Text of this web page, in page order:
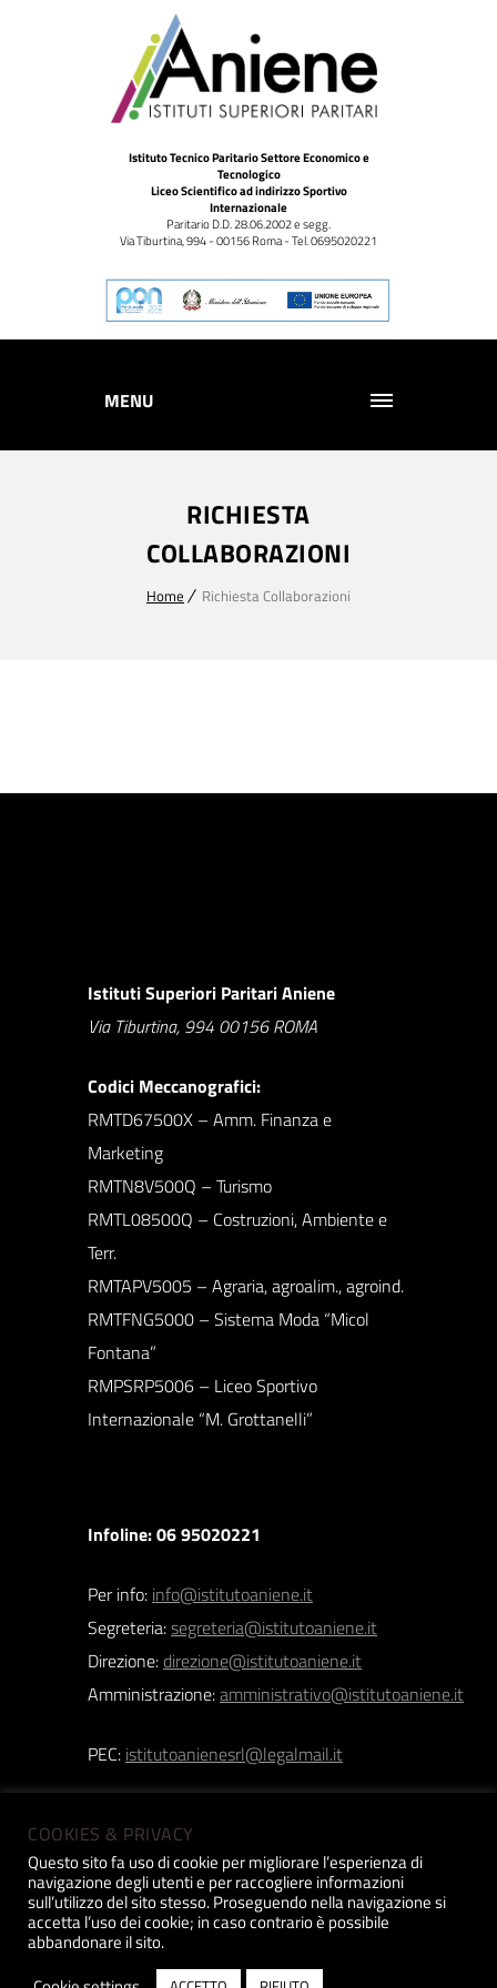
Istituto Tecnico Paritario Settore Economico e
Tecnologico
Liceo Scientifico ad indirizzo Sportivo
Internazionale
Paritario D.D. 28.06.2002 e segg.
Via Tiburtina, 994 - 00156 Roma - Tel. 0695020221
MENU
RICHIESTA
COLLABORAZIONI
Home Richiesta Collaborazioni
Istituti Superiori Paritari Aniene
Via Tiburtina, 994 00156 ROMA
Codici Meccanografici:
RMTD67500X – Amm. Finanza e
Marketing
RMTN8V500Q – Turismo
RMTL08500Q – Costruzioni, Ambiente e
Terr.
RMTAPV5005 – Agraria, agroalim., agroind.
RMTFNG5000 – Sistema Moda “Micol
Fontana”
RMPSRP5006 – Liceo Sportivo
Internazionale “M. Grottanelli”
Infoline: 06 95020221
Per info: info@istitutoaniene.it
Segreteria:segreteria@istitutoaniene.it
Direzione: direzione@istitutoaniene.it
Amministrazione:amministrativo@istitutoaniene.it
PEC: istitutoanienesrl@legalmail.it
Istituto Aniene srl | Copyright 2019 © | P.iva:
12518031005 | Privacy Policy| DesignConstant
COOKIES & PRIVACY
Questo sito fa uso di cookie per migliorare l’esperienza di
navigazione degli utenti e per raccogliere informazioni
sull’utilizzo del sito stesso. Proseguendo nella navigazione si
accetta l’uso dei cookie; in caso contrario è possibile
abbandonare il sito.